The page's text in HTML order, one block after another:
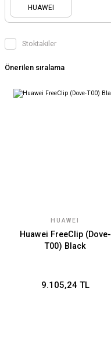
HUAWEI
Stoktakiler
HUAWEI
Huawei FreeClip (Dove-
T00) Black
9.105,24 TL